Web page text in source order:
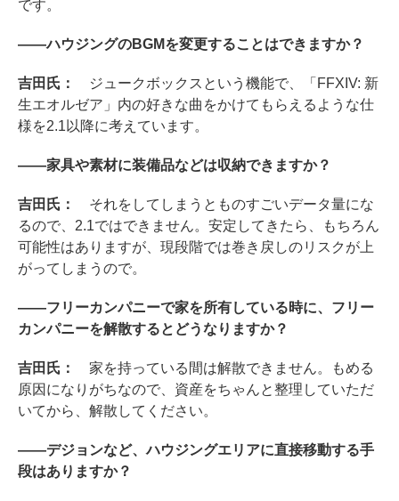
です。
――ハウジングのBGMを変更することはできますか？
吉田氏：
ジュークボックスという機能で、「FFXIV: 新
生エオルゼア」内の好きな曲をかけてもらえるような仕
様を2.1以降に考えています。
――家具や素材に装備品などは収納できますか？
吉田氏： それをしてしまうとものすごいデータ量にな
るので、2.1ではできません。安定してきたら、もちろん
可能性はありますが、現段階では巻き戻しのリスクが上
がってしまうので。
――フリーカンパニーで家を所有している時に、フリー
カンパニーを解散するとどうなりますか？
吉田氏： 家を持っている間は解散できません。もめる
原因になりがちなので、資産をちゃんと整理していただ
いてから、解散してください。
――デジョンなど、ハウジングエリアに直接移動する手
段はありますか？